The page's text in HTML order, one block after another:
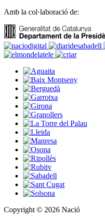
Amb la col·laboració de:
Copyright © 2026 Nació